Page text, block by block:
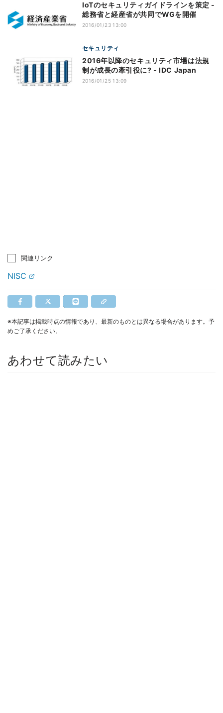
IoTのセキュリティガイドラインを策定 -
総務省と経産省が共同でWGを開催
2016/01/23 13:00
セキュリティ
2016年以降のセキュリティ市場は法規
制が成長の牽引役に? - IDC Japan
2016/01/25 13:09
関連リンク
NISC
※本記事は掲載時点の情報であり、最新のものとは異なる場合があります。予
めご了承ください。
あわせて読みたい